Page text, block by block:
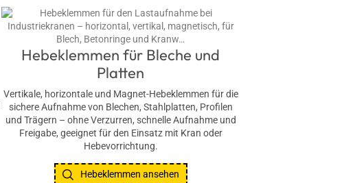
Hebeklemmen für Bleche und
Platten
Vertikale, horizontale und Magnet-Hebeklemmen für die
sichere Aufnahme von Blechen, Stahlplatten, Profilen
und Trägern – ohne Verzurren, schnelle Aufnahme und
Freigabe, geeignet für den Einsatz mit Kran oder
Hebevorrichtung.
Hebeklemmen ansehen